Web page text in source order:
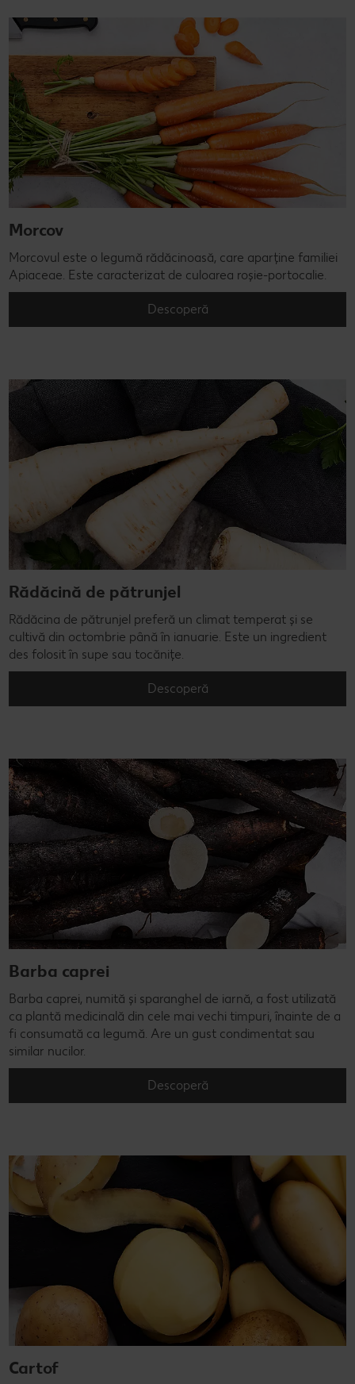
Morcov
Morcovul este o legumă rădăcinoasă, care aparține familiei
Apiaceae. Este caracterizat de culoarea roșie-portocalie.
Descoperă
Rădăcină de pătrunjel
Rădăcina de pătrunjel preferă un climat temperat și se
cultivă din octombrie până în ianuarie. Este un ingredient
des folosit în supe sau tocănițe.
Descoperă
Barba caprei
Barba caprei, numită și sparanghel de iarnă, a fost utilizată
ca plantă medicinală din cele mai vechi timpuri, înainte de a
fi consumată ca legumă. Are un gust condimentat sau
similar nucilor.
Descoperă
Cartof